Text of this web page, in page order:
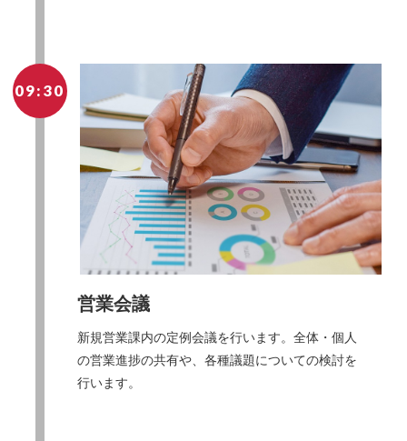
09:30
営業会議
新規営業課内の定例会議を行います。全体・個人
の営業進捗の共有や、各種議題についての検討を
行います。